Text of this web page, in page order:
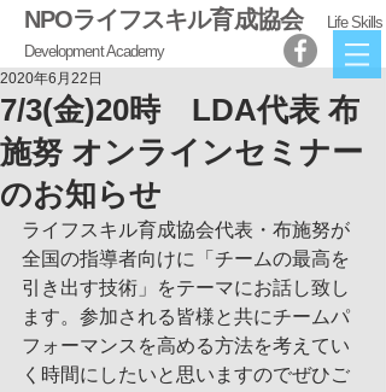
NPOライフスキル育成協会
Life Skills
Development Academy
7/3(金)20時 LDA代表 布
施努 オンラインセミナー
のお知らせ
2020年6月22日
ライフスキル育成協会代表・布施努が
全国の指導者向けに「チームの最高を
引き出す技術」をテーマにお話し致し
ます。参加される皆様と共にチームパ
フォーマンスを高める方法を考えてい
く時間にしたいと思いますのでぜひご